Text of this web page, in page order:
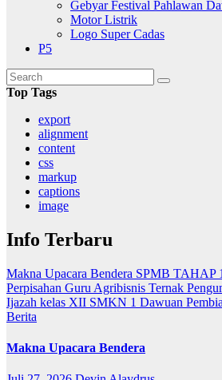
Gebyar Festival Pahlawan
Motor Listrik
Logo Super Cadas
P5
Top Tags
export
alignment
content
css
markup
captions
image
Info Terbaru
Makna Upacara Bendera SPMB TAHAP
Perpisahan Guru Agribisnis Ternak
Ijazah kelas XII SMKN 1 Dawuan
Berita
Makna Upacara Bendera